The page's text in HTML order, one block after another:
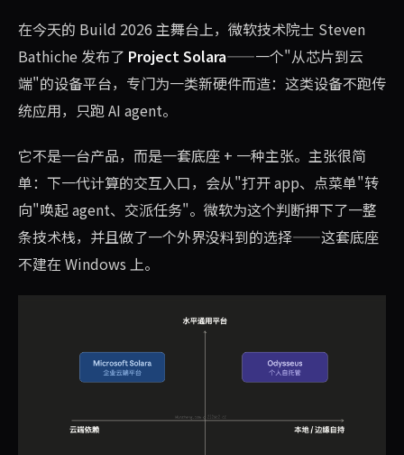
在今天的 Build 2026 主舞台上，微软技术院士 Steven
Bathiche 发布了 Project Solara——一个"从芯片到云
端"的设备平台，专门为一类新硬件而造：这类设备不跑传
统应用，只跑 AI agent。
它不是一台产品，而是一套底座 + 一种主张。主张很简
单：下一代计算的交互入口，会从"打开 app、点菜单"转
向"唤起 agent、交派任务"。微软为这个判断押下了一整
条技术栈，并且做了一个外界没料到的选择——这套底座
不建在 Windows 上。